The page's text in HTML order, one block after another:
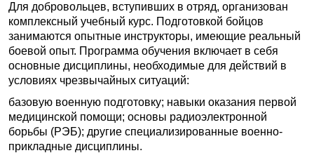
Для добровольцев, вступивших в отряд, организован
комплексный учебный курс. Подготовкой бойцов
занимаются опытные инструкторы, имеющие реальный
боевой опыт. Программа обучения включает в себя
основные дисциплины, необходимые для действий в
условиях чрезвычайных ситуаций:
базовую военную подготовку; навыки оказания первой
медицинской помощи; основы радиоэлектронной
борьбы (РЭБ); другие специализированные военно-
прикладные дисциплины.